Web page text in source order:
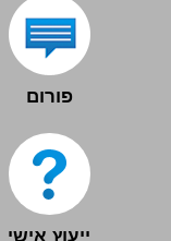
פורום
ייעוץ אישי